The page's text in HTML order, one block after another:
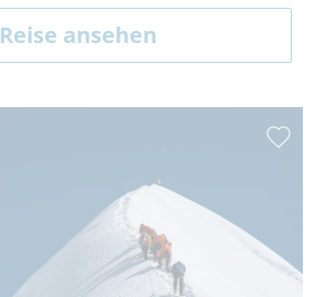
Reise ansehen